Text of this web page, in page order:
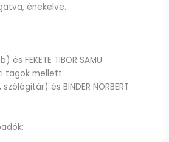
énekelve.
és FEKETE TIBOR SAMU
tagok mellett
és BINDER NORBERT